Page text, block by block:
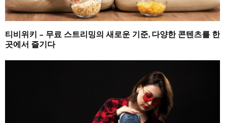
티비위키 – 무료 스트리밍의 새로운 기준, 다양한 콘텐츠를 한
곳에서 즐기다